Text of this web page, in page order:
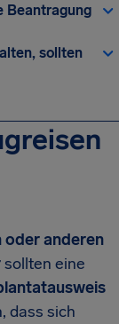
Beantragung
sollten
oder anderen
sollten eine
dass sich